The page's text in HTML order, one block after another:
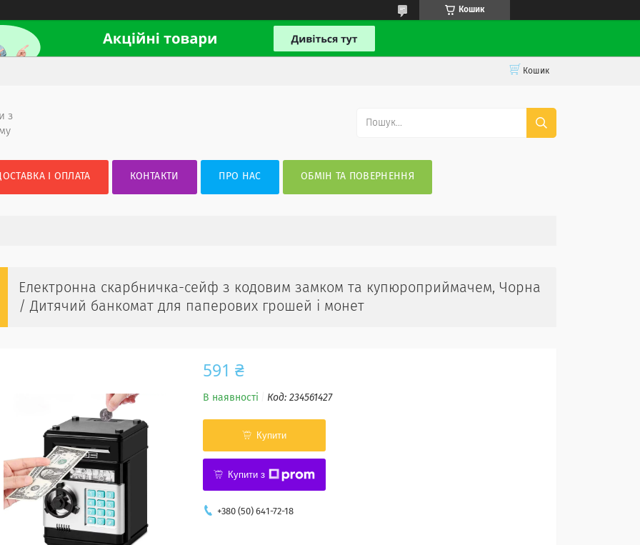
Кошик
Кошик
з
І ОПЛАТА КОНТАКТИ ПРО НАС ОБМІН ТА ПОВЕРНЕННЯ
Електронна скарбничка-сейф з кодовим замком та купюроприймачем, Чорна
/ Дитячий банкомат для паперових грошей і монет
591 ₴
В наявності Код: 234561427
Купити
Купити з
+380 (50) 641-72-18